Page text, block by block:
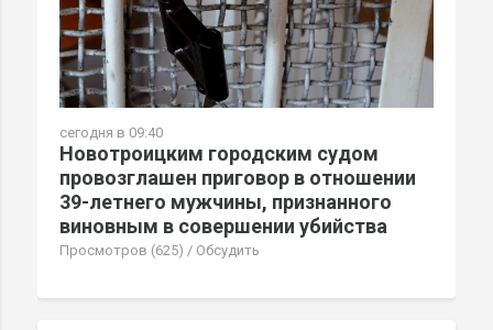
сегодня в 09:40
Новотроицким городским судом
провозглашен приговор в отношении
39-летнего мужчины, признанного
виновным в совершении убийства
Просмотров (625) / Обсудить